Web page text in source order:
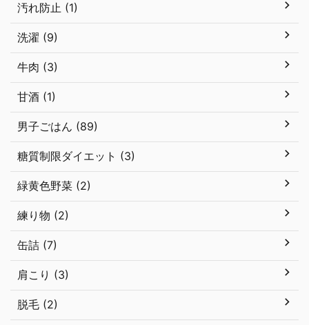
汚れ防止 (1)
洗濯 (9)
牛肉 (3)
甘酒 (1)
男子ごはん (89)
糖質制限ダイエット (3)
緑黄色野菜 (2)
練り物 (2)
缶詰 (7)
肩こり (3)
脱毛 (2)